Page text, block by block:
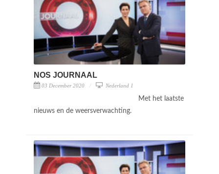
NOS JOURNAAL
03 December 2020 Nederland 1
Met het laatste
nieuws en de weersverwachting.